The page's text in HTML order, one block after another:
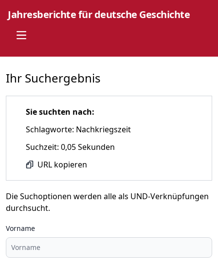
Jahresberichte für deutsche Geschichte
Open main menu
Ihr Suchergebnis
Sie suchten nach:
Schlagworte: Nachkriegszeit
Suchzeit: 0,05 Sekunden
URL kopieren
Die Suchoptionen werden alle als UND-Verknüpfungen
durchsucht.
Vorname